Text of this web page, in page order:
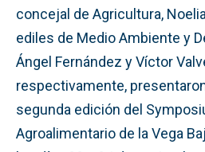
concejal de Agricultura,
ediles de Medio Ambiente y
Ángel Fernández y Víctor
respectivamente,
segunda edición del
Agroalimentario de la Vega